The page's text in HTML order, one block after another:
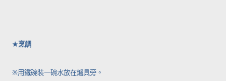
★烹調
※用鐵碗裝一碗水放在爐具旁。